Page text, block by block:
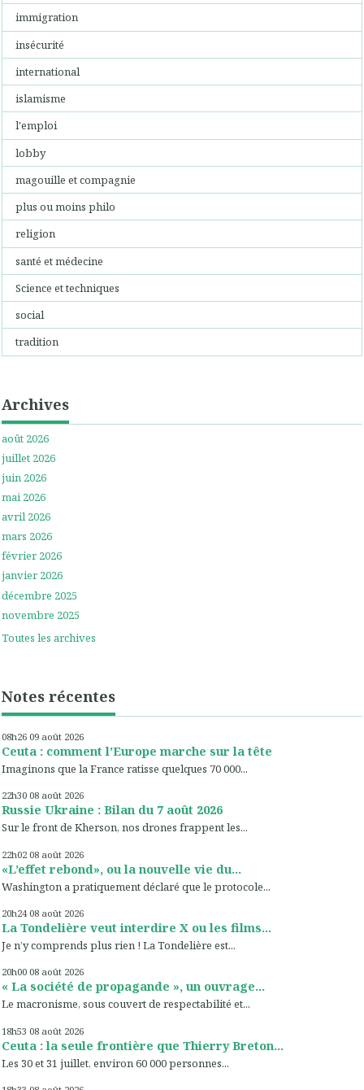
immigration
insécurité
international
islamisme
l'emploi
lobby
magouille et compagnie
plus ou moins philo
religion
santé et médecine
Science et techniques
social
tradition
Archives
août 2026
juillet 2026
juin 2026
mai 2026
avril 2026
mars 2026
février 2026
janvier 2026
décembre 2025
novembre 2025
Toutes les archives
Notes récentes
08h26 09 août 2026
Ceuta : comment l’Europe marche sur la tête
Imaginons que la France ratisse quelques 70 000...
22h30 08 août 2026
Russie Ukraine : Bilan du 7 août 2026
Sur le front de Kherson, nos drones frappent les...
22h02 08 août 2026
«L’effet rebond», ou la nouvelle vie du...
Washington a pratiquement déclaré que le protocole...
20h24 08 août 2026
La Tondelière veut interdire X ou les films...
Je n’y comprends plus rien ! La Tondelière est...
20h00 08 août 2026
« La société de propagande », un ouvrage...
Le macronisme, sous couvert de respectabilité et...
18h53 08 août 2026
Ceuta : la seule frontière que Thierry Breton...
Les 30 et 31 juillet, environ 60 000 personnes...